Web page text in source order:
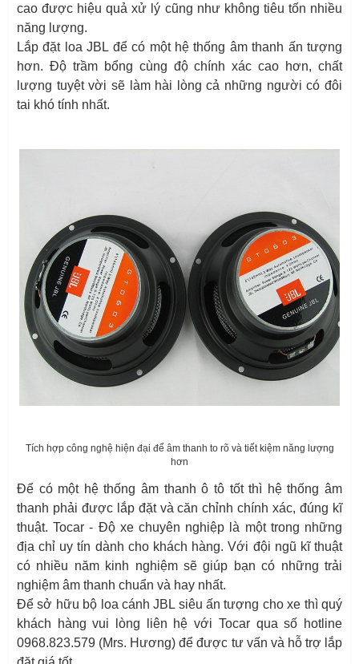
cao được hiệu quả xử lý cũng như không tiêu tốn nhiều
năng lượng.
Lắp đặt loa JBL để có một hệ thống âm thanh ấn tượng
hơn. Độ trầm bổng cùng độ chính xác cao hơn, chất
lượng tuyệt vời sẽ làm hài lòng cả những người có đôi
tai khó tính nhất.
Tích hợp công nghệ hiện đại để âm thanh to rõ và tiết kiệm năng lượng
hơn
Để có một hệ thống âm thanh ô tô tốt thì hệ thống âm
thanh phải được lắp đặt và căn chỉnh chính xác, đúng kĩ
thuật. Tocar - Độ xe chuyên nghiệp là một trong những
địa chỉ uy tín dành cho khách hàng. Với đội ngũ kĩ thuật
có nhiều năm kinh nghiệm sẽ giúp bạn có những trải
nghiệm âm thanh chuẩn và hay nhất.
Để sở hữu bộ loa cánh JBL siêu ấn tượng cho xe thì quý
khách hàng vui lòng liên hệ với Tocar qua số hotline
0968.823.579 (Mrs. Hương) để được tư vấn và hỗ trợ lắp